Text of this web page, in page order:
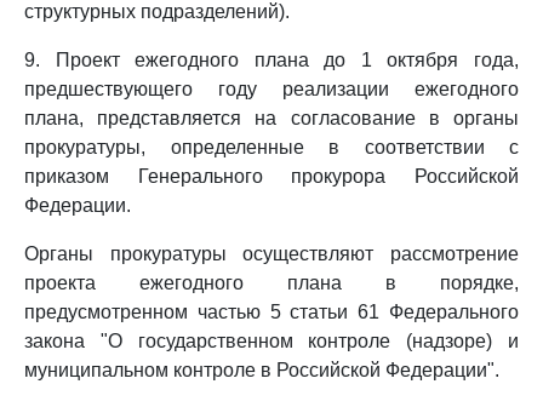
структурных подразделений).
9. Проект ежегодного плана до 1 октября года,
предшествующего году реализации ежегодного
плана, представляется на согласование в органы
прокуратуры, определенные в соответствии с
приказом Генерального прокурора Российской
Федерации.
Органы прокуратуры осуществляют рассмотрение
проекта ежегодного плана в порядке,
предусмотренном частью 5 статьи 61 Федерального
закона "О государственном контроле (надзоре) и
муниципальном контроле в Российской Федерации".